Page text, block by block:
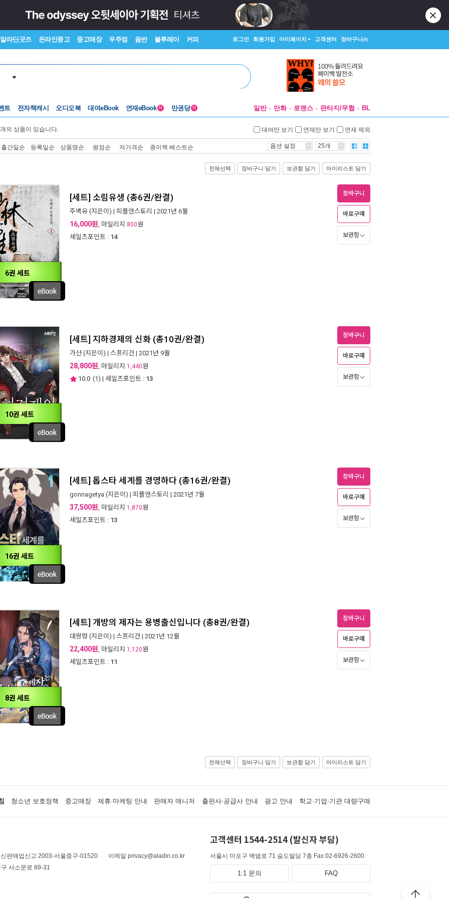
알라딘굿즈 온라인중고 중고매장 우주점 음반 블루레이 커피 로그인 회원가입 마이페이지 고객센터 장바구니(0)
트 전자책캐시 오디오북 대여eBook 연재eBook N 만권당 N 일반 만화 로맨스 판타지/무협 BL
개의 상품이 있습니다. 대여만 보기 연재만 보기 연재 제외
출간일순 등록일순 상품명순 평점순 저가격순 종이책 베스트순 옵션 설정 25개
전체선택 장바구니 담기 보관함 담기 마이리스트 담기
6권 세트
[세트] 소림유생 (총6권/완결)
주백유 (지은이) | 피플앤스토리 | 2021년 6월
16,000원, 마일리지 800원
세일즈포인트 : 14
장바구니
바로구매
보관함
10권 세트
[세트] 지하경제의 신화 (총10권/완결)
가산(지은이) | 스프리건 | 2021년 9월
28,800원, 마일리지 1,440원
10.0 (1) | 세일즈포인트 : 13
장바구니
바로구매
보관함
16권 세트
[세트] 톱스타 세계를 경영하다 (총16권/완결)
gonnagetya (지은이) | 피플앤스토리 | 2021년 7월
37,500원, 마일리지 1,870원
세일즈포인트 : 13
장바구니
바로구매
보관함
8권 세트
[세트] 개방의 제자는 용병출신입니다 (총8권/완결)
대쌍령 (지은이) | 스프리건 | 2021년 12월
22,400원, 마일리지 1,120원
세일즈포인트 : 11
장바구니
바로구매
보관함
전체선택 장바구니 담기 보관함 담기 마이리스트 담기
청소년 보호정책 중고매장 제휴·마케팅 안내 판매자 매니저 출판사·공급사 안내 광고 안내 학교·기업·기관 대량구매
판매업신고 2003-서울중구-01520
이메일 privacy@aladin.co.kr
서소문로 89-31
고객센터 1544-2514 (발신자 부담)
서울시 마포구 백범로 71 숨도빌딩 7층 Fax 02-6926-2600
1:1 문의 FAQ